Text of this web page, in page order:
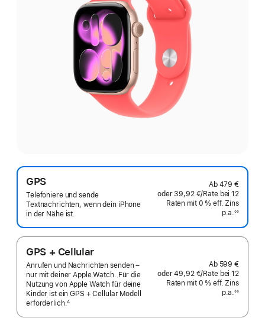
GPS
Telefoniere und sende
Textnachrichten, wenn dein iPhone
in der Nähe ist.
Ab 479 €
oder 39,92 €/Rate pro
Rate
bei 12
Raten Raten
mit 0 % eff. Zins
p.a.eff.
Zins p.a.
◊◊
GPS + Cellular
Anrufen und Nachrichten senden –
nur mit deiner Apple Watch. Für die
Nutzung von Apple Watch für deine
Kinder ist ein GPS + Cellular Modell
erforderlich.∆
Ab 599 €
oder49,92 €/Rate pro
Rate
bei 12
Raten Raten
mit 0 % eff. Zins
p.a.eff.
◊◊